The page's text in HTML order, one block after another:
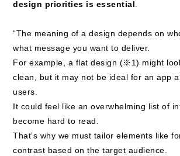
design priorities is essential.
“The meaning of a design depends on
what message you want to deliver.
For example, a flat design (※1) might
clean, but it may not be ideal for an app
users.
It could feel like an overwhelming list of
become hard to read.
That’s why we must tailor elements like
contrast based on the target audience.